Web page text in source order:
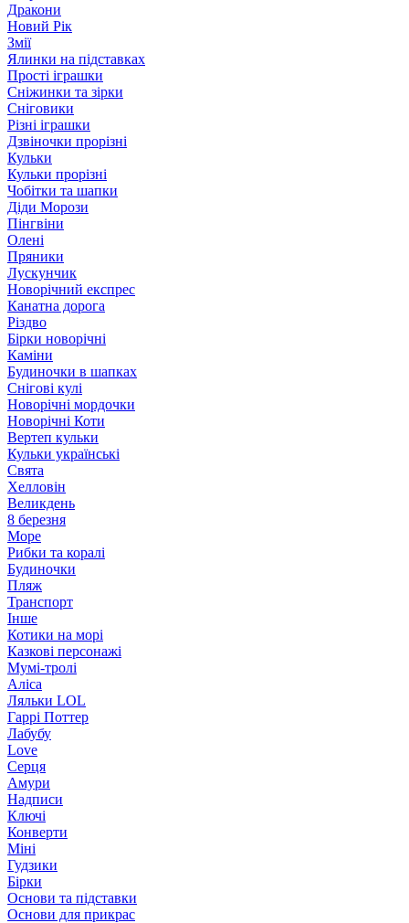
Дракони
Новий Рік
Змії
Ялинки на підставках
Прості іграшки
Сніжинки та зірки
Сніговики
Різні іграшки
Дзвіночки прорізні
Кульки
Кульки прорізні
Чобітки та шапки
Діди Морози
Пінгвіни
Олені
Пряники
Лускунчик
Новорічний експрес
Канатна дорога
Різдво
Бірки новорічні
Каміни
Будиночки в шапках
Снігові кулі
Новорічні мордочки
Новорічні Коти
Вертеп кульки
Кульки українські
Свята
Хелловін
Великдень
8 березня
Море
Рибки та коралі
Будиночки
Пляж
Транспорт
Інше
Котики на морі
Казкові персонажі
Мумі-тролі
Аліса
Ляльки LOL
Гаррі Поттер
Лабубу
Love
Серця
Амури
Надписи
Ключі
Конверти
Міні
Гудзики
Бірки
Основи та підставки
Основи для прикрас